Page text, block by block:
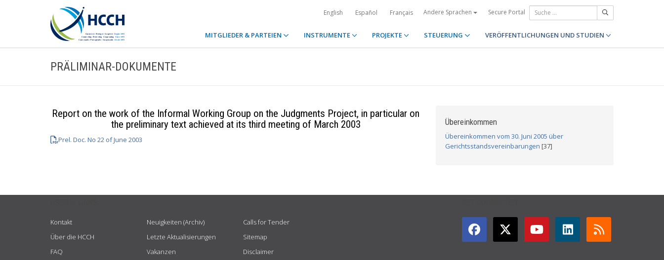
English Español Français Andere Sprachen Secure Portal
MITGLIEDER & PARTEIEN INSTRUMENTE PROJEKTE STEUERUNG VERÖFFENTLICHUNGEN UND STUDIEN
PRÄLIMINAR-DOKUMENTE
Report on the work of the Informal Working Group on the Judgments Project, in particular on
the preliminary text achieved at its third meeting of March 2003
Prel. Doc. No 22 of June 2003
Übereinkommen
Übereinkommen vom 30. Juni 2005 über
Gerichtsstandsvereinbarungen [37]
Kontakt
Über die HCCH
FAQ
Neuigkeiten (Archiv)
Letzte Aktualisierungen
Vakanzen
Calls for Tender
Sitemap
Disclaimer